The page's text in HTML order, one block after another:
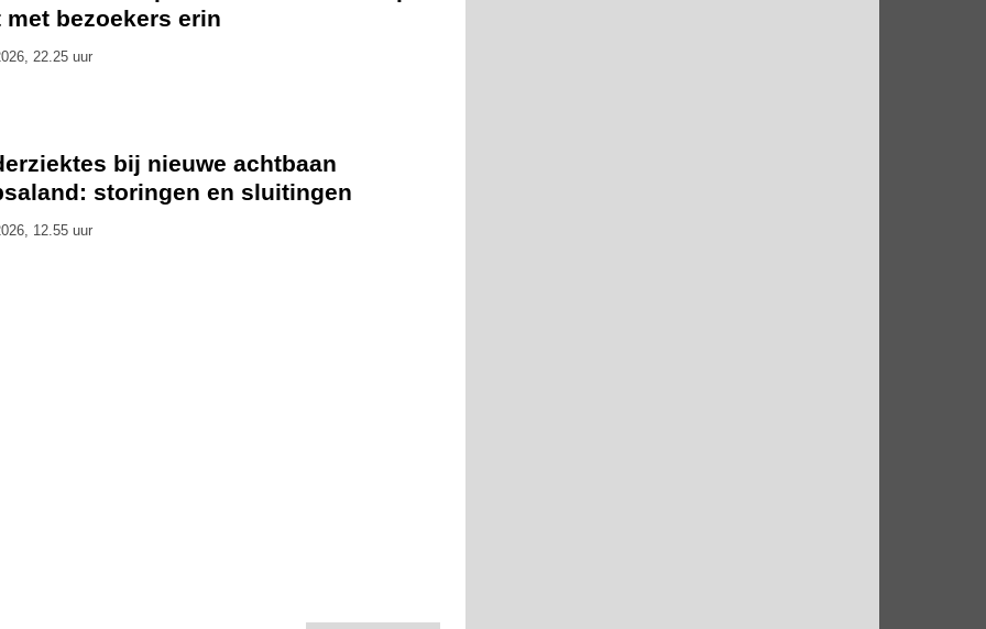
met bezoekers erin
22.25 uur
bij nieuwe achtbaan
storingen en sluitingen
12.55 uur